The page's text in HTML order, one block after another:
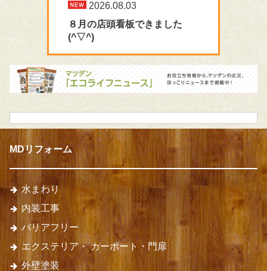
2026.08.03
８月の店頭看板できました
(^▽^)
MDリフォーム
水まわり
内装工事
バリアフリー
エクステリア・カーポート・門扉
外壁塗装